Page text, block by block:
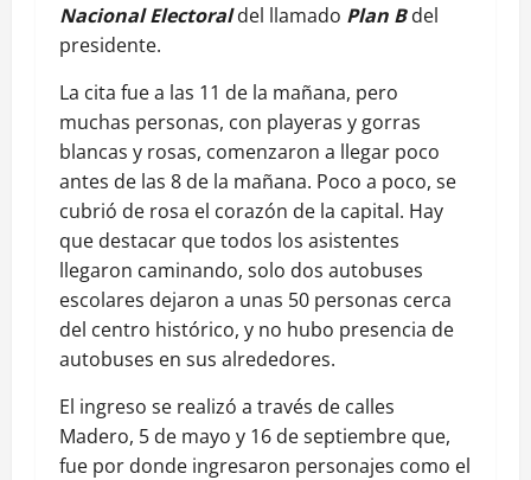
Nacional Electoraldel llamado Plan Bdel
presidente.
La cita fue a las 11 de la mañana, pero
muchas personas, con playeras y gorras
blancas y rosas, comenzaron a llegar poco
antes de las 8 de la mañana. Poco a poco, se
cubrió de rosa el corazón de la capital. Hay
que destacar que todos los asistentes
llegaron caminando, solo dos autobuses
escolares dejaron a unas 50 personas cerca
del centro histórico, y no hubo presencia de
autobuses en sus alrededores.
El ingreso se realizó a través de calles
Madero, 5 de mayo y 16 de septiembre que,
fue por donde ingresaron personajes como el